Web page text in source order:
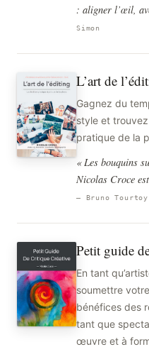
: aligner l’œil,
Simon
L’art de
Gagnez du
style et
pratique de la
« Les bouquins
Nicolas Croce
— Bruno
Petit guide
En tant
soumettre
bénéfices des
tant que
œuvre et à